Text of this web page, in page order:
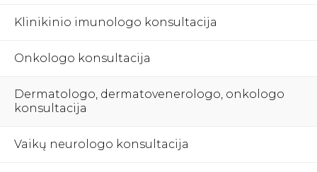
Klinikinio imunologo konsultacija
Onkologo konsultacija
Dermatologo, dermatovenerologo, onkologo
konsultacija
Vaikų neurologo konsultacija